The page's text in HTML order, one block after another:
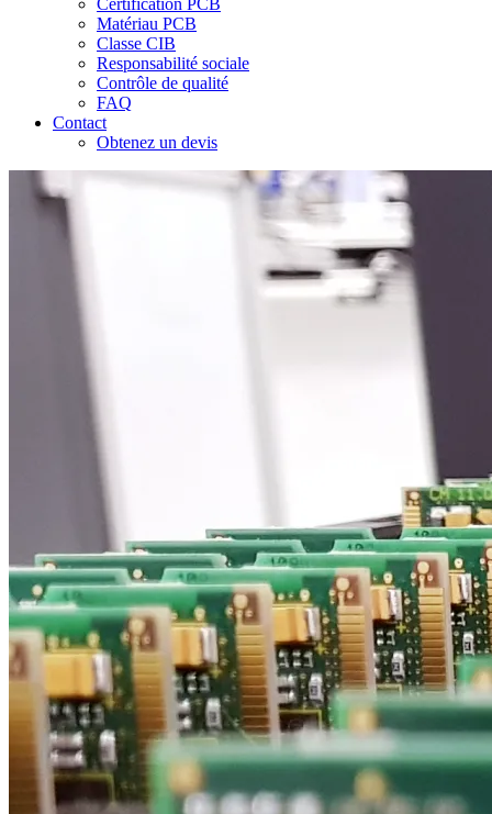
Certification PCB
Matériau PCB
Classe CIB
Responsabilité sociale
Contrôle de qualité
FAQ
Contact
Obtenez un devis